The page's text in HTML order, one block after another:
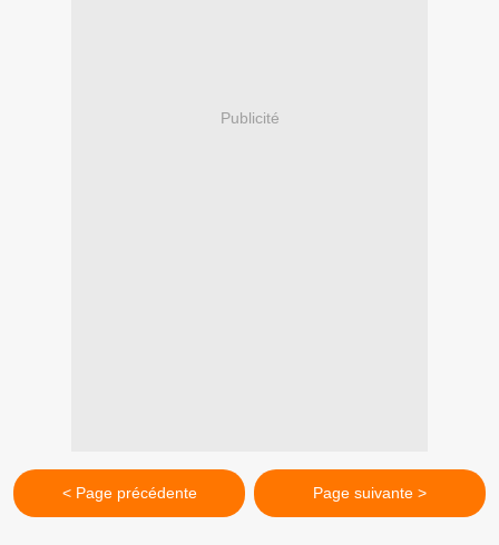
Publicité
< Page précédente Page suivante >